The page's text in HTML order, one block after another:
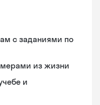
с заданиями по
из жизни
и